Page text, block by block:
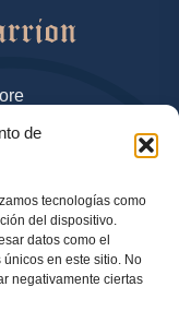
de
tecnologías como
del dispositivo.
datos como el
en este sitio. No
negativamente ciertas